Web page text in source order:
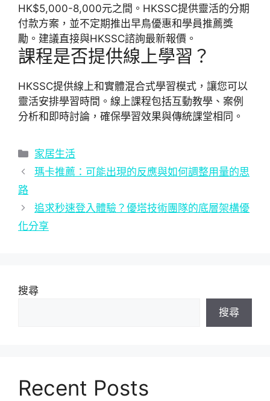
HK$5,000-8,000元之間。HKSSC提供靈活的分期
付款方案，並不定期推出早鳥優惠和學員推薦獎
勵。建議直接與HKSSC諮詢最新報價。
課程是否提供線上學習？
HKSSC提供線上和實體混合式學習模式，讓您可以
靈活安排學習時間。線上課程包括互動教學、案例
分析和即時討論，確保學習效果與傳統課堂相同。
分
類
家居生活
瑪卡推薦：可能出現的反應與如何調整用量的思
路
追求秒速登入體驗？優塔技術團隊的底層架構優
化分享
搜尋
搜尋
Recent Posts